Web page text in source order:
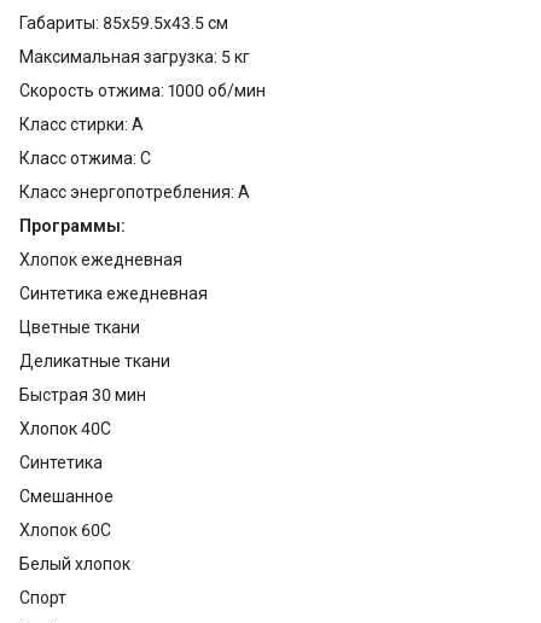
Габариты: 85x59.5x43.5 см
Максимальная загрузка: 5 кг
Скорость отжима: 1000 об/мин
Класс стирки: A
Класс отжима: C
Класс энергопотребления: А
Программы:
Хлопок ежедневная
Синтетика ежедневная
Цветные ткани
Деликатные ткани
Быстрая 30 мин
Хлопок 40С
Синтетика
Смешанное
Хлопок 60С
Белый хлопок
Спорт